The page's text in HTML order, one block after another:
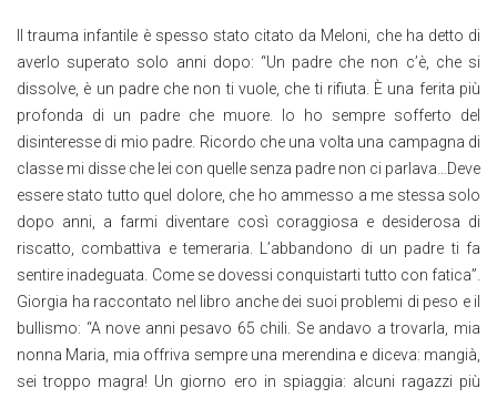
Il trauma infantile è spesso stato citato da Meloni, che ha detto di
averlo superato solo anni dopo: “Un padre che non c’è, che si
dissolve, è un padre che non ti vuole, che ti rifiuta. È una ferita più
profonda di un padre che muore. Io ho sempre sofferto del
disinteresse di mio padre. Ricordo che una volta una campagna di
classe mi disse che lei con quelle senza padre non ci parlava…Deve
essere stato tutto quel dolore, che ho ammesso a me stessa solo
dopo anni, a farmi diventare così coraggiosa e desiderosa di
riscatto, combattiva e temeraria. L’abbandono di un padre ti fa
sentire inadeguata. Come se dovessi conquistarti tutto con fatica”.
Giorgia ha raccontato nel libro anche dei suoi problemi di peso e il
bullismo: “A nove anni pesavo 65 chili. Se andavo a trovarla, mia
nonna Maria, mia offriva sempre una merendina e diceva: mangià,
sei troppo magra! Un giorno ero in spiaggia: alcuni ragazzi più